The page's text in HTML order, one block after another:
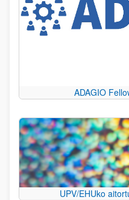
ADAGIO
UPV/EHUko